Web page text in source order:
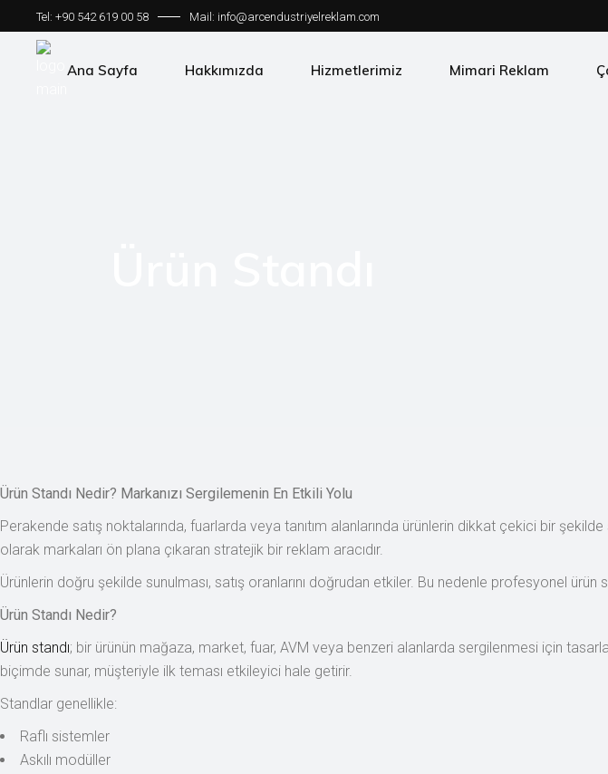
Tel: +90 542 619 00 58 Mail: info@arcendustriyelreklam.com
Ana Sayfa Hakkımızda Hizmetlerimiz Mimari Reklam
Ürün Standı Nedir? Markanızı Sergilemenin En Etkili Yolu
Perakende satış noktalarında, fuarlarda veya tanıtım alanlarında ürünlerin dikkat çekici bir
olarak markaları ön plana çıkaran stratejik bir reklam aracıdır.
Ürünlerin doğru şekilde sunulması, satış oranlarını doğrudan etkiler. Bu nedenle profesyonel ürün
Ürün Standı Nedir?
Ürün standı; bir ürünün mağaza, market, fuar, AVM veya benzeri alanlarda sergilenmesi için
biçimde sunar, müşteriyle ilk teması etkileyici hale getirir.
Standlar genellikle:
Raflı sistemler
Askılı modüller